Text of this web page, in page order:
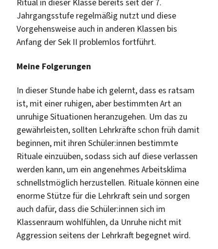
Ritual in dieser Klasse bereits seit der 7.
Jahrgangsstufe regelmäßig nutzt und diese
Vorgehensweise auch in anderen Klassen bis
Anfang der Sek II problemlos fortführt.
Meine Folgerungen
In dieser Stunde habe ich gelernt, dass es ratsam
ist, mit einer ruhigen, aber bestimmten Art an
unruhige Situationen heranzugehen. Um das zu
gewährleisten, sollten Lehrkräfte schon früh damit
beginnen, mit ihren Schüler:innen bestimmte
Rituale einzuüben, sodass sich auf diese verlassen
werden kann, um ein angenehmes Arbeitsklima
schnellstmöglich herzustellen. Rituale können eine
enorme Stütze für die Lehrkraft sein und sorgen
auch dafür, dass die Schüler:innen sich im
Klassenraum wohlfühlen, da Unruhe nicht mit
Aggression seitens der Lehrkraft begegnet wird.